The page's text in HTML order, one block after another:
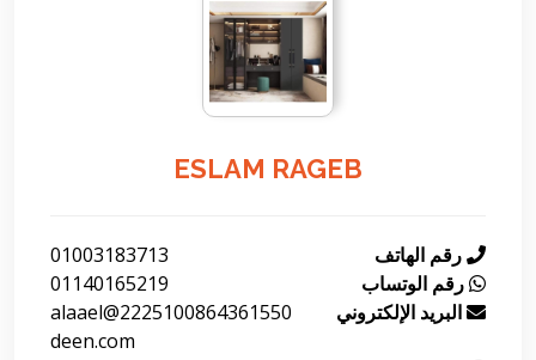
ESLAM RAGEB
رقم الهاتف
01003183713
رقم الوتساب
01140165219
البريد الإلكتروني
2225100864361550@alaael
deen.com